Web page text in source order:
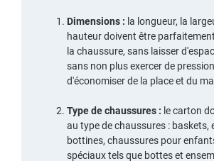
Dimensions : la longueur, la
hauteur doivent être
la chaussure, sans laisser
sans non plus exercer de
d'économiser de la place et du
Type de chaussures : le carton
au type de chaussures : baskets,
bottines, chaussures pour
spéciaux tels que bottes et